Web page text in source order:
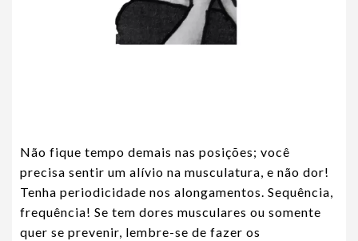
Não fique tempo demais nas posições; você
precisa sentir um alívio na musculatura, e não dor!
Tenha periodicidade nos alongamentos. Sequência,
frequência! Se tem dores musculares ou somente
quer se prevenir, lembre-se de fazer os